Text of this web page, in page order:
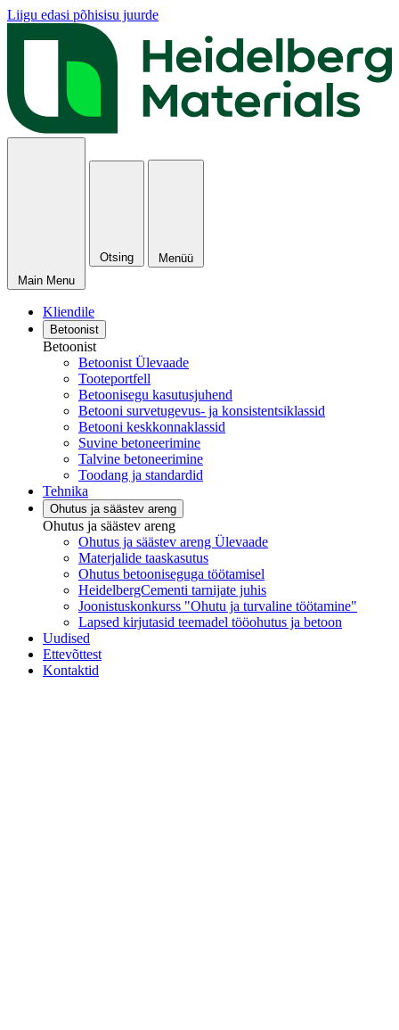
Liigu edasi põhisisu juurde
Main Menu
Otsing Menüü
Kliendile
Betoonist
Betoonist
Betoonist Ülevaade
Tooteportfell
Betoonisegu kasutusjuhend
Betooni survetugevus- ja konsistentsiklassid
Betooni keskkonnaklassid
Suvine betoneerimine
Talvine betoneerimine
Toodang ja standardid
Tehnika
Ohutus ja säästev areng
Ohutus ja säästev areng
Ohutus ja säästev areng Ülevaade
Materjalide taaskasutus
Ohutus betooniseguga töötamisel
HeidelbergCementi tarnijate juhis
Joonistuskonkurss "Ohutu ja turvaline töötamine"
Lapsed kirjutasid teemadel tööohutus ja betoon
Uudised
Ettevõttest
Kontaktid